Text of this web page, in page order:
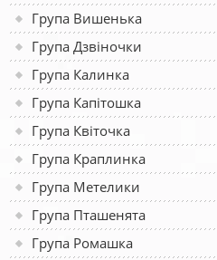
Група Вишенька
Група Дзвіночки
Група Калинка
Група Капітошка
Група Квіточка
Група Краплинка
Група Метелики
Група Пташенята
Група Ромашка